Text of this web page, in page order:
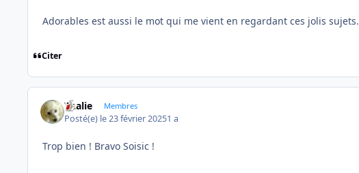
Adorables est aussi le mot qui me vient en regardant ces jolis sujets.
Citer
Thalie Membres
Posté(e) le 23 février 20251 a
Trop bien ! Bravo Soisic !